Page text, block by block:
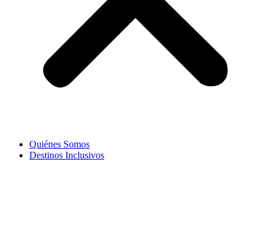
Quiénes Somos
Destinos Inclusivos